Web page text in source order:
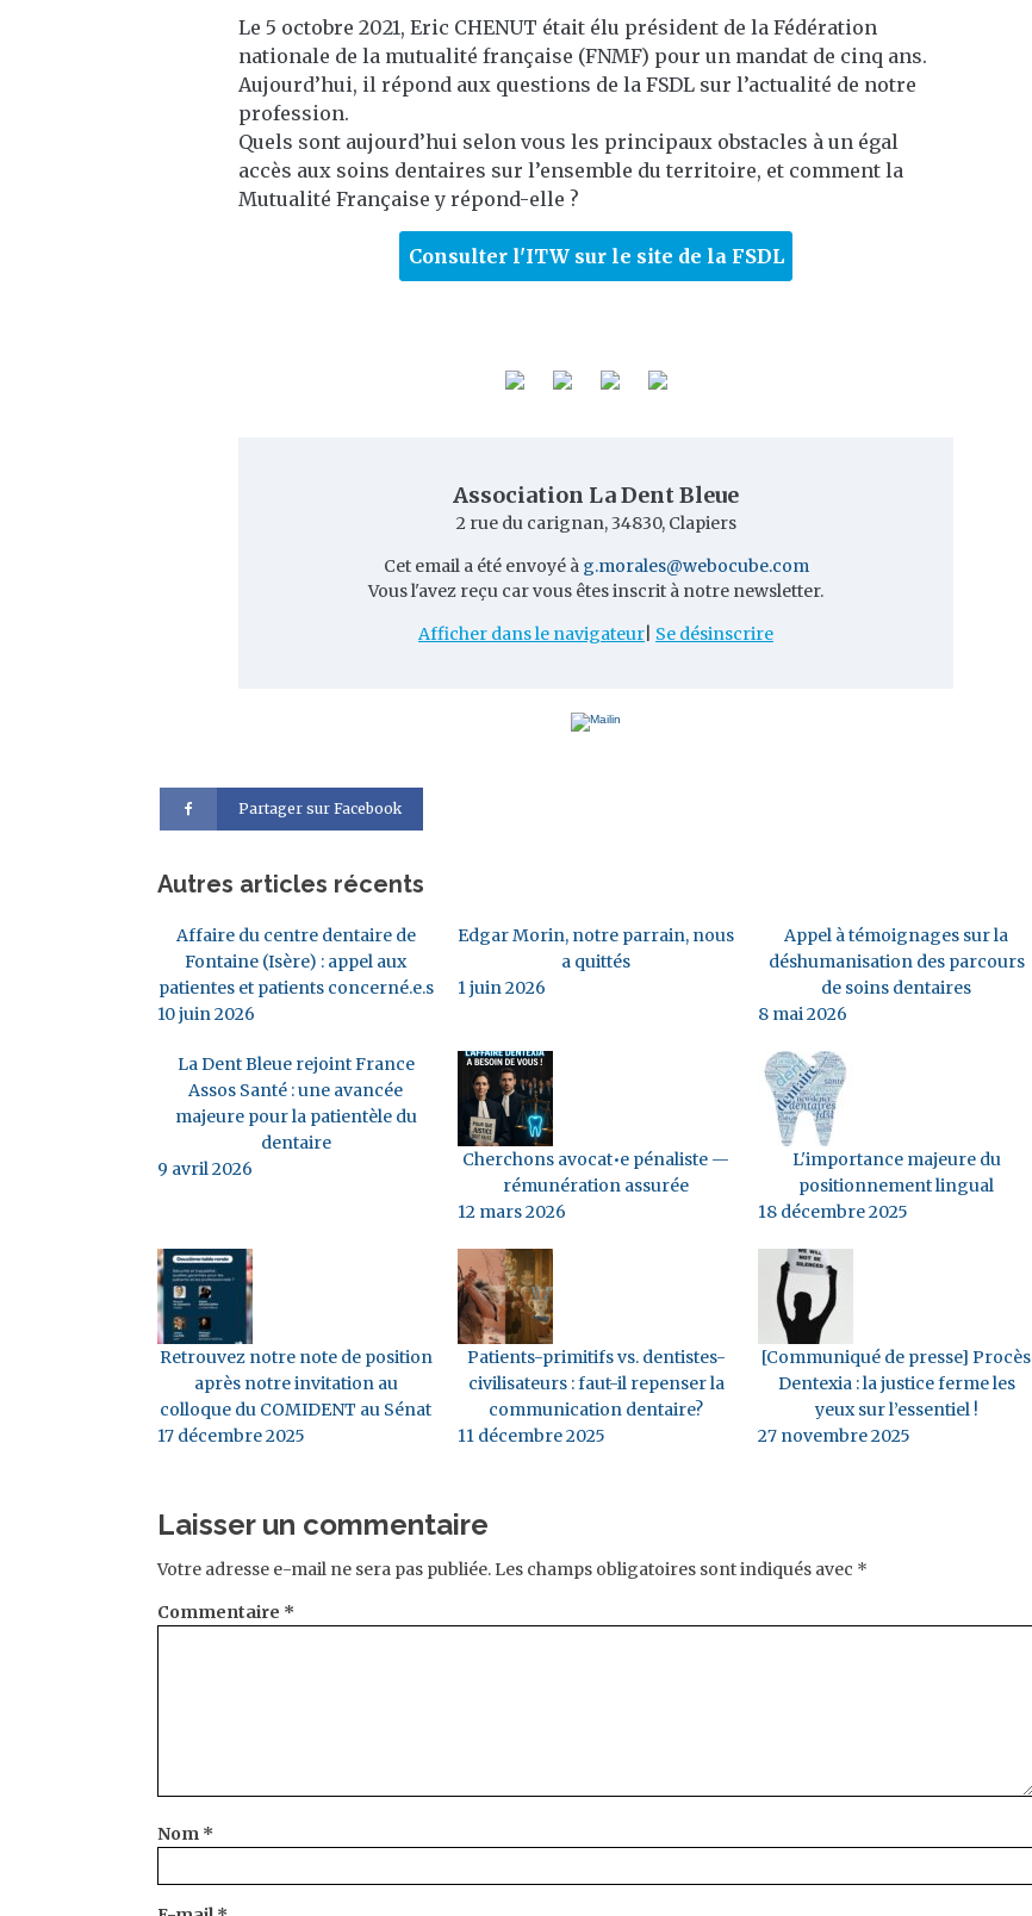
Le 5 octobre 2021, Eric CHENUT était élu président de la Fédération
nationale de la mutualité française (FNMF) pour un mandat de cinq ans.
Aujourd’hui, il répond aux questions de la FSDL sur l’actualité de notre
profession.
Quels sont aujourd’hui selon vous les principaux obstacles à un égal
accès aux soins dentaires sur l’ensemble du territoire, et comment la
Mutualité Française y répond-elle ?
Consulter l'ITW sur le site de la FSDL
Association La Dent Bleue
2 rue du carignan, 34830, Clapiers
Cet email a été envoyé à g.morales@webocube.com
Vous l'avez reçu car vous êtes inscrit à notre newsletter.
Afficher dans le navigateur Se désinscrire
Partager sur Facebook
Autres articles récents
Affaire du centre dentaire de
Fontaine (Isère) : appel aux
patientes et patients concerné.e.s
10 juin 2026
Edgar Morin, notre parrain, nous
a quittés
1 juin 2026
Appel à témoignages sur la
déshumanisation des parcours
de soins dentaires
8 mai 2026
La Dent Bleue rejoint France
Assos Santé : une avancée
majeure pour la patientèle du
dentaire
9 avril 2026
Cherchons avocat•e pénaliste —
rémunération assurée
12 mars 2026
L'importance majeure du
positionnement lingual
18 décembre 2025
Retrouvez notre note de position
après notre invitation au
colloque du COMIDENT au Sénat
17 décembre 2025
Patients-primitifs vs. dentistes-
civilisateurs : faut-il repenser la
communication dentaire?
11 décembre 2025
[Communiqué de presse] Procès
Dentexia : la justice ferme les
yeux sur l’essentiel !
27 novembre 2025
Laisser un commentaire
Votre adresse e-mail ne sera pas publiée. Les champs obligatoires sont indiqués avec *
Commentaire *
Nom *